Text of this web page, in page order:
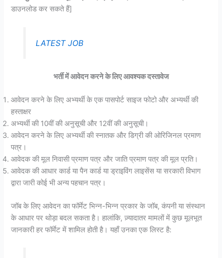
डाउनलोड कर सकते हैं]
LATEST JOB
भर्ती में आवेदन करने के लिए आवश्यक दस्तावेज
आवेदन करने के लिए अभ्यर्थी के एक पासपोर्ट साइज फोटो और अभ्यर्थी की
हस्ताक्षर
अभ्यर्थी की 10वीं की अनुसूची और 12वीं की अनुसूची।
आवेदन करने के लिए अभ्यर्थी की स्नातक और डिग्री की ओरिजिनल प्रमाण
पत्र।
आवेदक की मूल निवासी प्रमाण पत्र और जाति प्रमाण पत्र की मूल प्रति।
आवेदक की आधार कार्ड या पैन कार्ड या ड्राइविंग लाइसेंस या सरकारी विभाग
द्वारा जारी कोई भी अन्य पहचान पत्र।
जॉब के लिए आवेदन का फॉर्मेट भिन्न-भिन्न प्रकार के जॉब, कंपनी या संस्थान
के आधार पर थोड़ा बदल सकता है। हालांकि, ज़्यादातर मामलों में कुछ मूलभूत
जानकारी हर फॉर्मेट में शामिल होती है। यहाँ उनका एक लिस्ट है: